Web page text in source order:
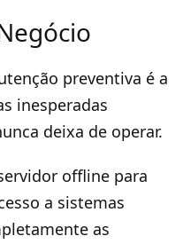
preventiva é a
inesperadas
deixa de operar.
offline para
a sistemas
as